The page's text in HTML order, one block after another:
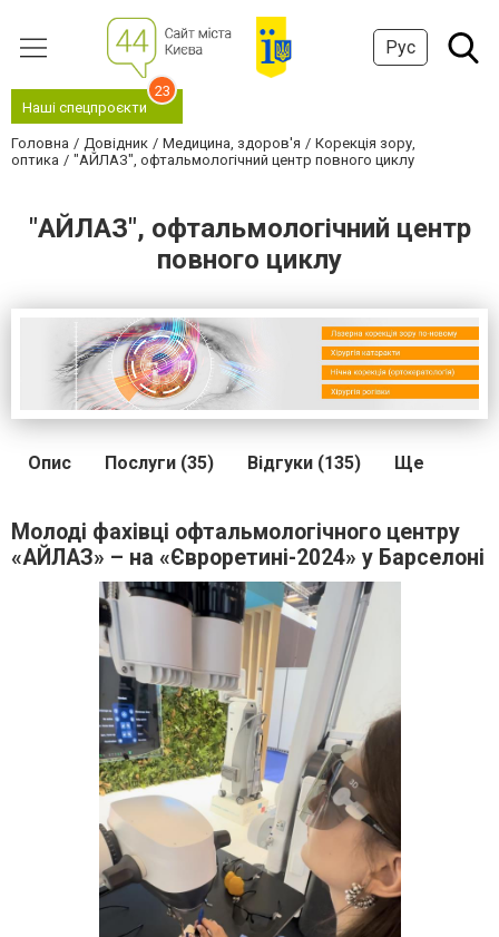
Рус
Наші спецпроєкти
23
Головна Довідник Медицина, здоров'я
Корекція зору,
оптика
"АЙЛАЗ", офтальмологічний центр повного циклу
"АЙЛАЗ", офтальмологічний центр
повного циклу
Опис Послуги (35) Відгуки (135) Ще
Молоді фахівці офтальмологічного центру
«АЙЛАЗ» – на «Євроретині-2024» у Барселоні